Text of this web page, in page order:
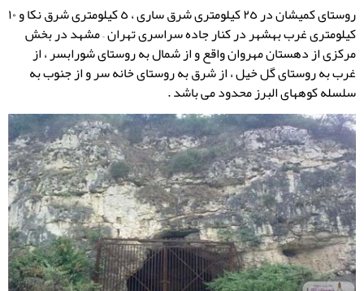
روستای کمیشان در ٢٥ كیلومتری شرق ساری ، ٥ كیلومتری شرق نكا و ١٠
كیلومتری غرب بهشهر در كنار جاده سراسری تهران – مشهد در بخش
مركزی از دهستان مهروان واقع و از شمال به روستای شورابسر ، از
غرب به روستای گل خیل ، از شرق به روستای خانه سر و از جنوب به
سلسله كوههای البرز محدود می باشد .